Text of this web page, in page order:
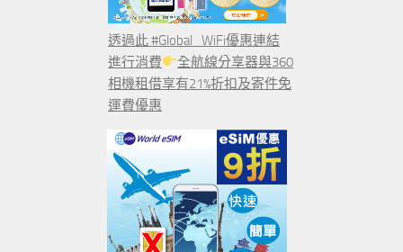
透過此 #Global_WiFi優惠連結
進行消費
全航線分享器與360
相機租借享有21%折扣及寄件免
運費優惠